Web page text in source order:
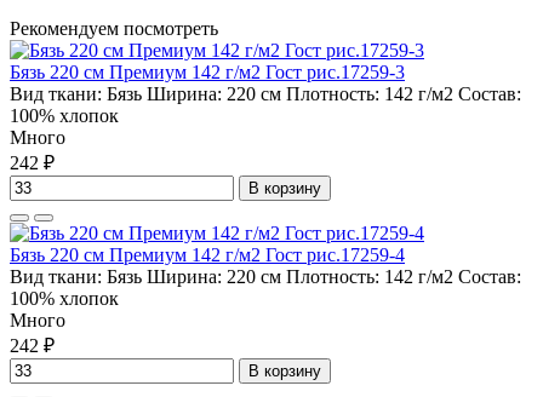
Рекомендуем посмотреть
Бязь 220 см Премиум 142 г/м2 Гост рис.17259-3
Вид ткани: Бязь Ширина: 220 см Плотность: 142 г/м2 Состав:
100% хлопок
Много
242 ₽
В корзину
Бязь 220 см Премиум 142 г/м2 Гост рис.17259-4
Вид ткани: Бязь Ширина: 220 см Плотность: 142 г/м2 Состав:
100% хлопок
Много
242 ₽
В корзину